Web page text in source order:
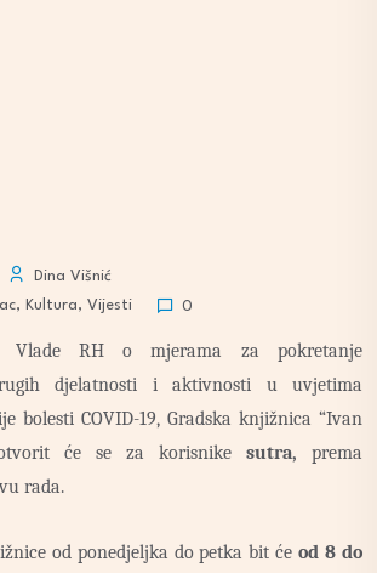
Dina Višnić
, Kultura, Vijesti 0
Vlade RH o mjerama za pokretanje
djelatnosti i aktivnosti u uvjetima
bolesti COVID-19, Gradska knjižnica “Ivan
će se za korisnike sutra, prema
rada.
od ponedjeljka do petka bit ćeod 8 do